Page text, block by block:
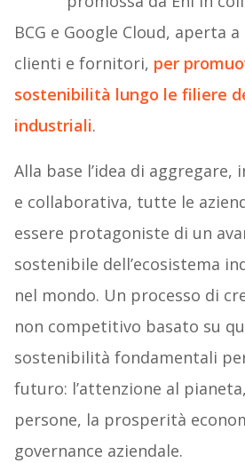
BCG e Google Cloud, aperta
clienti e fornitori, per
sostenibilità lungo le filiere
industriali.
Alla base l’idea di aggregare,
e collaborativa, tutte le
essere protagoniste di un
sostenibile dell’ecosistema
nel mondo. Un processo di
non competitivo basato su
sostenibilità fondamentali
futuro: l’attenzione al
persone, la prosperità
governance aziendale.